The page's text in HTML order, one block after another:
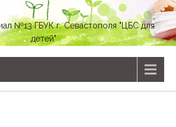
№13 ГБУК г. Севастополя "ЦБС для
детей"